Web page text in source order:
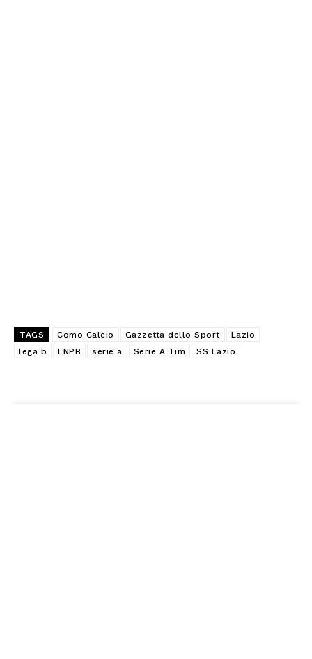
TAGS Como Calcio Gazzetta dello Sport
Lazio
lega b
LNPB serie a Serie A Tim SS Lazio